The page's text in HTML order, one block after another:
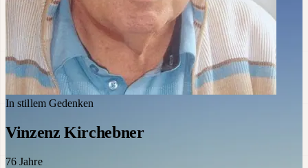
In stillem Gedenken
Vinzenz Kirchebner
76 Jahre